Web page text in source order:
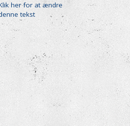
her for at ændre
tekst